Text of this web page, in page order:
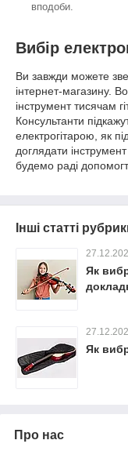
вподоби.
Вибір
Ви завжди можете
інтернет-магазину.
інструмент тисячам
Консультанти
електрогітарою, як
доглядати
будемо раді
Інші статті
Як
Як
Про нас